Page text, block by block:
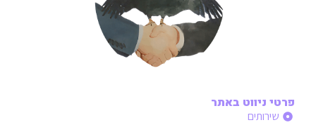
פרטי ניווט באתר
שירותים